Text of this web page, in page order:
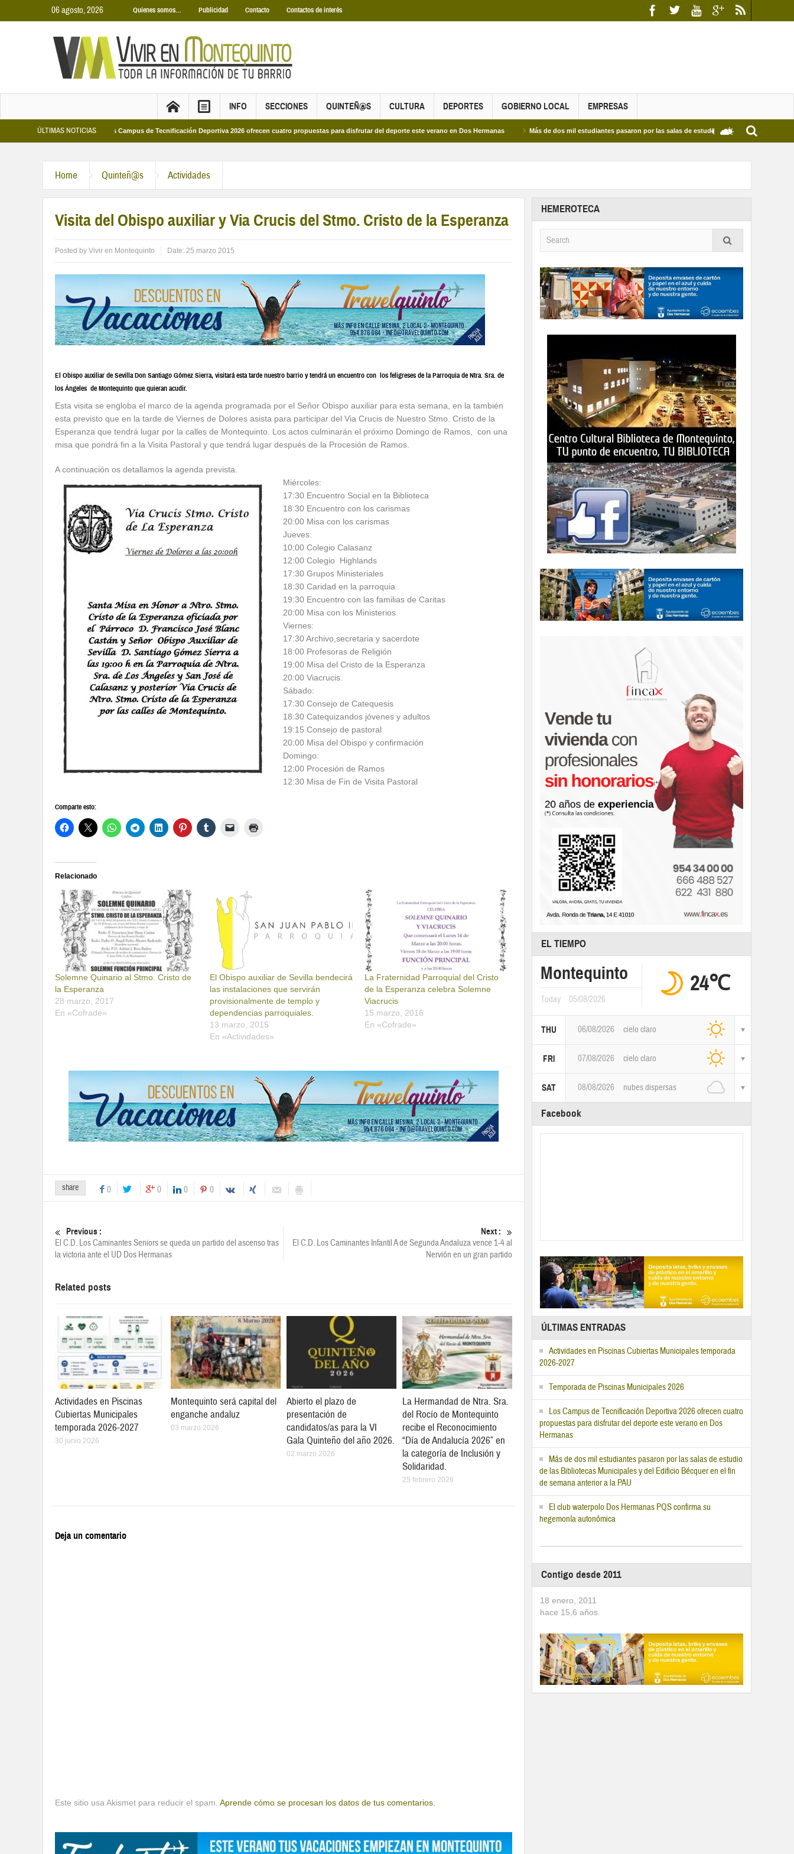
06 agosto, 2026 Quienes somos… Publicidad Contacto Contactos de interés
INFO SECCIONES QUINTEÑ@S CULTURA DEPORTES GOBIERNO LOCAL EMPRESAS
ÚLTIMAS NOTICIAS
2026 Los Campus de Tecnificación Deportiva 2026 ofrecen cuatro propuestas para disfrutar del deporte este verano en Dos Hermanas Más de dos mil estudiantes pasaron por las salas de estudio de las Bibliotecas Municipales y
Home Quinteñ@s Actividades
Visita del Obispo auxiliar y Via Crucis del Stmo. Cristo de la Esperanza
Posted by Vivir en Montequinto Date: 25 marzo 2015
El Obispo auxiliar de Sevilla Don Santiago Gómez Sierra, visitará esta tarde nuestro barrio y tendrá un encuentro con los feligreses de la Parroquia de Ntra. Sra. de
los Ángeles de Montequinto que quieran acudir.
Esta visita se engloba el marco de la agenda programada por el Señor Obispo auxiliar para esta semana, en la también
esta previsto que en la tarde de Viernes de Dolores asista para participar del Via Crucis de Nuestro Stmo. Cristo de la
Esperanza que tendrá lugar por la calles de Montequinto. Los actos culminarán el próximo Domingo de Ramos, con una
misa que pondrá fin a la Visita Pastoral y que tendrá lugar después de la Procesión de Ramos.
A continuación os detallamos la agenda prevista.
Miércoles:
17:30 Encuentro Social en la Biblioteca
18:30 Encuentro con los carismas
20:00 Misa con los carismas
Jueves:
10:00 Colegio Calasanz
12:00 Colegio Highlands
17:30 Grupos Ministeriales
18:30 Caridad en la parroquia
19:30 Encuentro con las familias de Caritas
20:00 Misa con los Ministerios
Viernes:
17:30 Archivo,secretaria y sacerdote
18:00 Profesoras de Religión
19:00 Misa del Cristo de la Esperanza
20:00 Viacrucis.
Sábado:
17:30 Consejo de Catequesis
18:30 Catequizandos jóvenes y adultos
19:15 Consejo de pastoral
20:00 Misa del Obispo y confirmación
Domingo:
12:00 Procesión de Ramos
12:30 Misa de Fin de Visita Pastoral
Comparte esto:
Relacionado
Solemne Quinario al Stmo. Cristo de
la Esperanza
28 marzo, 2017
En «Cofrade»
El Obispo auxiliar de Sevilla bendecirá
las instalaciones que servirán
provisionalmente de templo y
dependencias parroquiales.
13 marzo, 2015
En «Actividades»
La Fraternidad Parroquial del Cristo
de la Esperanza celebra Solemne
Viacrucis
15 marzo, 2016
En «Cofrade»
share 0 0 0 0
Previous :
El C.D. Los Caminantes Seniors se queda un partido del ascenso tras
la victoria ante el UD Dos Hermanas
Next :
El C.D. Los Caminantes Infantil A de Segunda Andaluza vence 1-4 al
Nervión en un gran partido
Related posts
Actividades en Piscinas
Cubiertas Municipales
temporada 2026-2027
30 junio 2026
Montequinto será capital del
enganche andaluz
03 marzo 2026
Abierto el plazo de
presentación de
candidatos/as para la VI
Gala Quinteño del año 2026.
02 marzo 2026
La Hermandad de Ntra. Sra.
del Rocío de Montequinto
recibe el Reconocimiento
“Día de Andalucía 2026” en
la categoría de Inclusión y
Solidaridad.
25 febrero 2026
Deja un comentario
Este sitio usa Akismet para reducir el spam. Aprende cómo se procesan los datos de tus comentarios.
HEMEROTECA
EL TIEMPO
Montequinto
Today 05/08/2026
24℃
THU 06/08/2026 cielo claro
FRI 07/08/2026 cielo claro
SAT 08/08/2026 nubes dispersas
Facebook
ÚLTIMAS ENTRADAS
Actividades en Piscinas Cubiertas Municipales temporada
2026-2027
Temporada de Piscinas Municipales 2026
Los Campus de Tecnificación Deportiva 2026 ofrecen cuatro
propuestas para disfrutar del deporte este verano en Dos
Hermanas
Más de dos mil estudiantes pasaron por las salas de estudio
de las Bibliotecas Municipales y del Edificio Bécquer en el fin
de semana anterior a la PAU
El club waterpolo Dos Hermanas PQS confirma su
hegemonía autonómica
Contigo desde 2011
18 enero, 2011
hace 15,6 años.